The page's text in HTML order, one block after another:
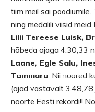
tiim meil sai
ning medalili viisid meid
Lilii Tereese Luisk,
hõbeda ajaga 4.30,33
Laane, Egle Salu,
Tammaru . Nii noored
(ajad vastavalt 3.48,78
noorte Eesti rekordi!!